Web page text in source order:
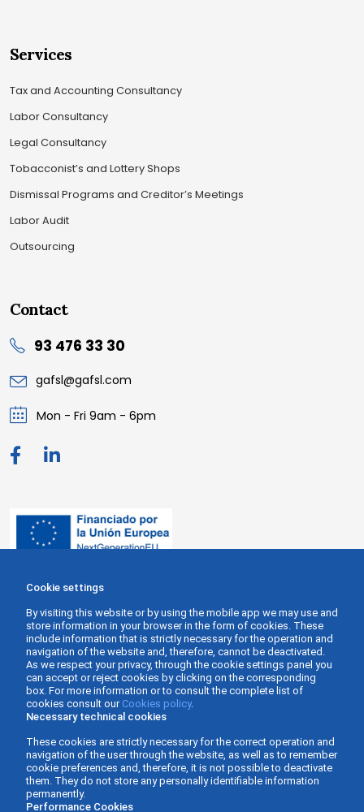
Services
Tax and Accounting Consultancy
Labor Consultancy
Legal Consultancy
Tobacconist’s and Lottery Shops
Dismissal Programs and Creditor’s Meetings
Labor Audit
Outsourcing
Contact
93 476 33 30
gafsl@gafsl.com
Mon - Fri 9am - 6pm
Cookie settings
By visiting this website or by using the mobile app we may use and
store information in your browser in the form of cookies. These
include information that is strictly necessary for the operation and
navigation of the website and, therefore, cannot be deactivated.
As we respect your privacy, through the cookie settings panel you
can accept or reject cookies by clicking on the corresponding
box. For more information or to consult the complete list of
cookies consult our Cookies policy.
Necessary technical cookies
These cookies are strictly necessary for the correct operation and
navigation of the user through the website, as well as to remember
cookie preferences and, therefore, it is not possible to deactivate
them. They do not store any personally identifiable information
permanently.
Performance Cookies